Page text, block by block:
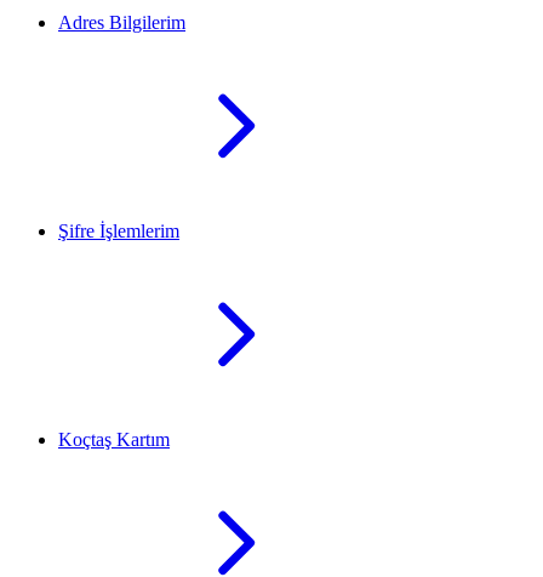
Adres Bilgilerim
Şifre İşlemlerim
Koçtaş Kartım